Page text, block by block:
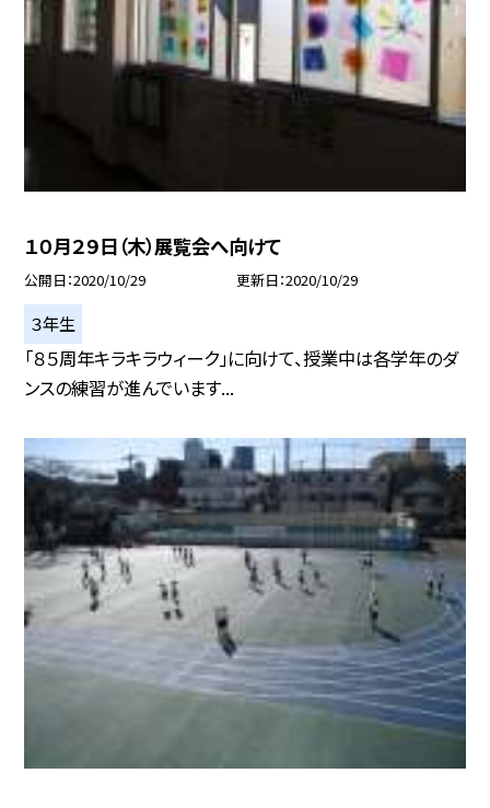
１０月２９日（木）展覧会へ向けて
公開日 2020/10/29 更新日 2020/10/29
３年生
「８５周年キラキラウィーク」に向けて、授業中は各学年のダ
ンスの練習が進んでいます...